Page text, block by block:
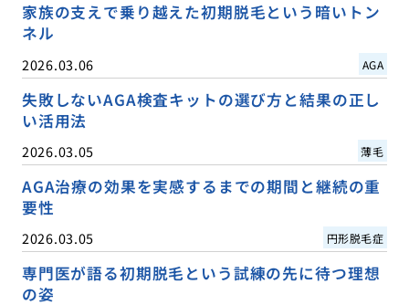
家族の支えで乗り越えた初期脱毛という暗いトン
ネル
2026.03.06 AGA
失敗しないAGA検査キットの選び方と結果の正し
い活用法
2026.03.05 薄毛
AGA治療の効果を実感するまでの期間と継続の重
要性
2026.03.05 円形脱毛症
専門医が語る初期脱毛という試練の先に待つ理想
の姿